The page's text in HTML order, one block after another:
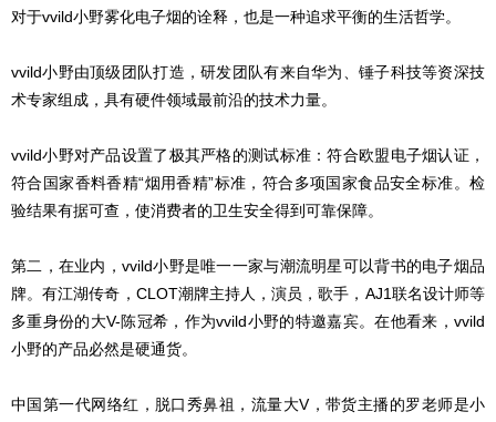
对于vvild小野雾化电子烟的诠释，也是一种追求平衡的生活哲学。
vvild小野由顶级团队打造，研发团队有来自华为、锤子科技等资深技
术专家组成，具有硬件领域最前沿的技术力量。
vvild小野对产品设置了极其严格的测试标准：符合欧盟电子烟认证，
符合国家香料香精“烟用香精”标准，符合多项国家食品安全标准。检
验结果有据可查，使消费者的卫生安全得到可靠保障。
第二，在业内，vvild小野是唯一一家与潮流明星可以背书的电子烟品
牌。有江湖传奇，CLOT潮牌主持人，演员，歌手，AJ1联名设计师等
多重身份的大V-陈冠希，作为vvild小野的特邀嘉宾。在他看来，vvild
小野的产品必然是硬通货。
中国第一代网络红，脱口秀鼻祖，流量大V，带货主播的罗老师是小